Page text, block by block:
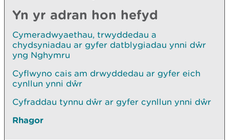
Yn yr adran hon hefyd
Cymeradwyaethau, trwyddedau a
chydsyniadau ar gyfer datblygiadau ynni dŵr
yng Nghymru
Cyflwyno cais am drwyddedau ar gyfer eich
cynllun ynni dŵr
Cyfraddau tynnu dŵr ar gyfer cynllun ynni dŵr
Rhagor